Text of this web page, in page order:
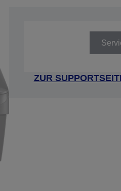
ZUR